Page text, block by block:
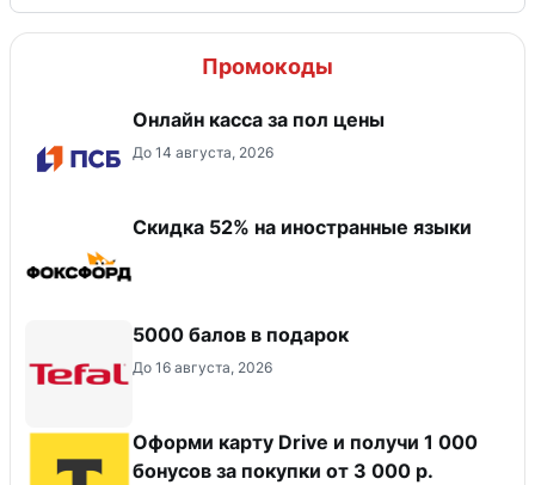
Промокоды
Онлайн касса за пол цены
До 14 августа, 2026
Скидка 52% на иностранные языки
5000 балов в подарок
До 16 августа, 2026
Оформи карту Drive и получи 1 000
бонусов за покупки от 3 000 р.